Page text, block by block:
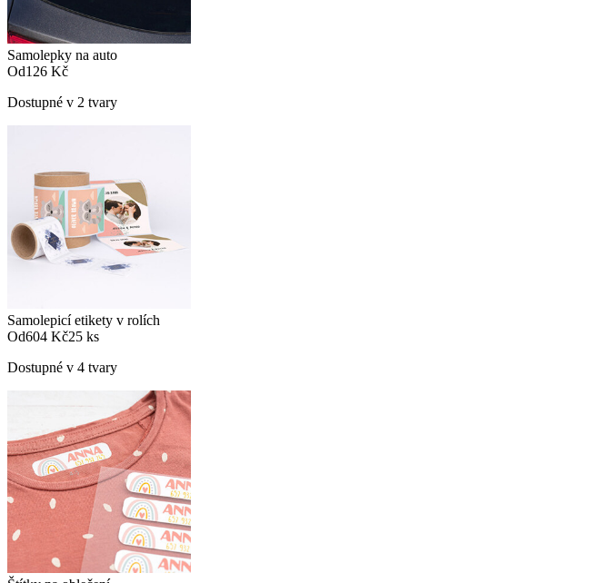
Samolepky na auto
Od126 Kč
Dostupné v 2 tvary
Samolepicí etikety v rolích
Od604 Kč25 ks
Dostupné v 4 tvary